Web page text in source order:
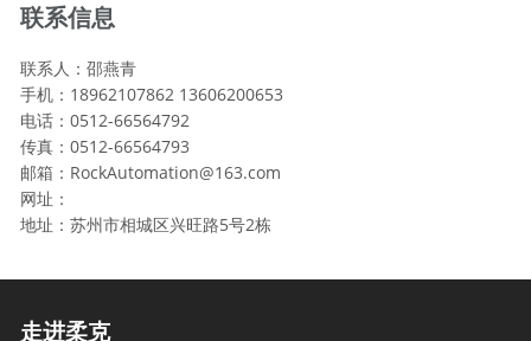
联系信息
联系人：邵燕青
手机：18962107862 13606200653
电话：0512-66564792
传真：0512-66564793
邮箱：RockAutomation@163.com
网址：
地址：苏州市相城区兴旺路5号2栋
走进柔克